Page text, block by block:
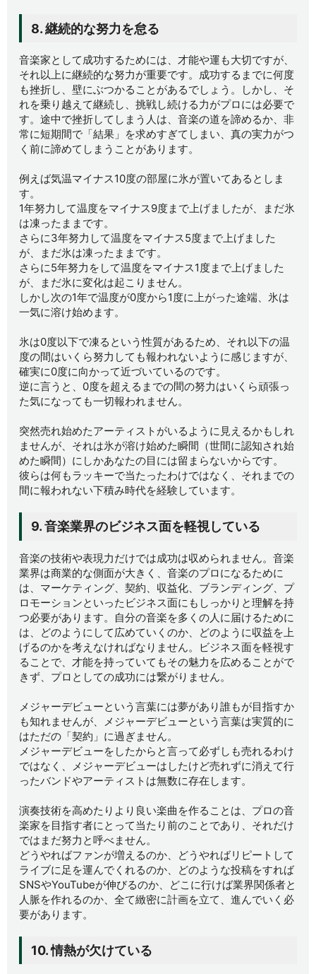
8. 継続的な努力を怠る
音楽家として成功するためには、才能や運も大切ですが、
それ以上に継続的な努力が重要です。成功するまでに何度
も挫折し、壁にぶつかることがあるでしょう。しかし、そ
れを乗り越えて継続し、挑戦し続ける力がプロには必要で
す。途中で挫折してしまう人は、音楽の道を諦めるか、非
常に短期間で「結果」を求めすぎてしまい、真の実力がつ
く前に諦めてしまうことがあります。
例えば気温マイナス10度の部屋に氷が置いてあるとしま
す。
1年努力して温度をマイナス9度まで上げましたが、まだ氷
は凍ったままです。
さらに3年努力して温度をマイナス5度まで上げました
が、まだ氷は凍ったままです。
さらに5年努力をして温度をマイナス1度まで上げました
が、まだ氷に変化は起こりません。
しかし次の1年で温度が0度から1度に上がった途端、氷は
一気に溶け始めます。
氷は0度以下で凍るという性質があるため、それ以下の温
度の間はいくら努力しても報われないように感じますが、
確実に0度に向かって近づいているのです。
逆に言うと、0度を超えるまでの間の努力はいくら頑張っ
た気になっても一切報われません。
突然売れ始めたアーティストがいるように見えるかもしれ
ませんが、それは氷が溶け始めた瞬間（世間に認知され始
めた瞬間）にしかあなたの目には留まらないからです。
彼らは何もラッキーで当たったわけではなく、それまでの
間に報われない下積み時代を経験しています。
9. 音楽業界のビジネス面を軽視している
音楽の技術や表現力だけでは成功は収められません。音楽
業界は商業的な側面が大きく、音楽のプロになるために
は、マーケティング、契約、収益化、ブランディング、プ
ロモーションといったビジネス面にもしっかりと理解を持
つ必要があります。自分の音楽を多くの人に届けるために
は、どのようにして広めていくのか、どのように収益を上
げるのかを考えなければなりません。ビジネス面を軽視す
ることで、才能を持っていてもその魅力を広めることがで
きず、プロとしての成功には繋がりません。
メジャーデビューという言葉には夢があり誰もが目指すか
も知れませんが、メジャーデビューという言葉は実質的に
はただの「契約」に過ぎません。
メジャーデビューをしたからと言って必ずしも売れるわけ
ではなく、メジャーデビューはしたけど売れずに消えて行
ったバンドやアーティストは無数に存在します。
演奏技術を高めたりより良い楽曲を作ることは、プロの音
楽家を目指す者にとって当たり前のことであり、それだけ
ではまだ努力と呼べません。
どうやればファンが増えるのか、どうやればリピートして
ライブに足を運んでくれるのか、どのような投稿をすれば
SNSやYouTubeが伸びるのか、どこに行けば業界関係者と
人脈を作れるのか、全て緻密に計画を立て、進んでいく必
要があります。
10. 情熱が欠けている